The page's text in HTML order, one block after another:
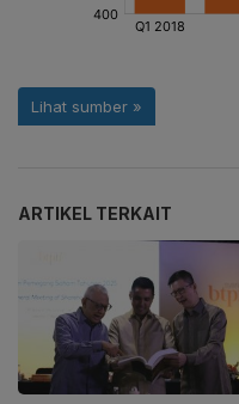
ARTIKEL TERKAIT